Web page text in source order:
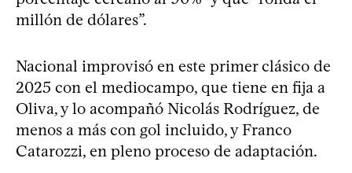
millón de dólares”.
Nacional improvisó en este primer clásico de
2025 con el mediocampo, que tiene en fija a
Oliva, y lo acompañó Nicolás Rodríguez, de
menos a más con gol incluido, y Franco
Catarozzi, en pleno proceso de adaptación.